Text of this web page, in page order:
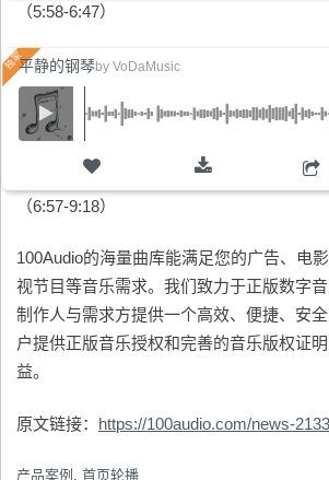
（5:58-6:47）
平静的钢琴by VoDaMusic
（6:57-9:18）
100Audio的海量曲库能满足您的广告、电
视节目等音乐需求。我们致力于正版数字
制作人与需求方提供一个高效、便捷、安
户提供正版音乐授权和完善的音乐版权证
益。
原文链接： https://100audio.com/news-
产品案例 首页轮播